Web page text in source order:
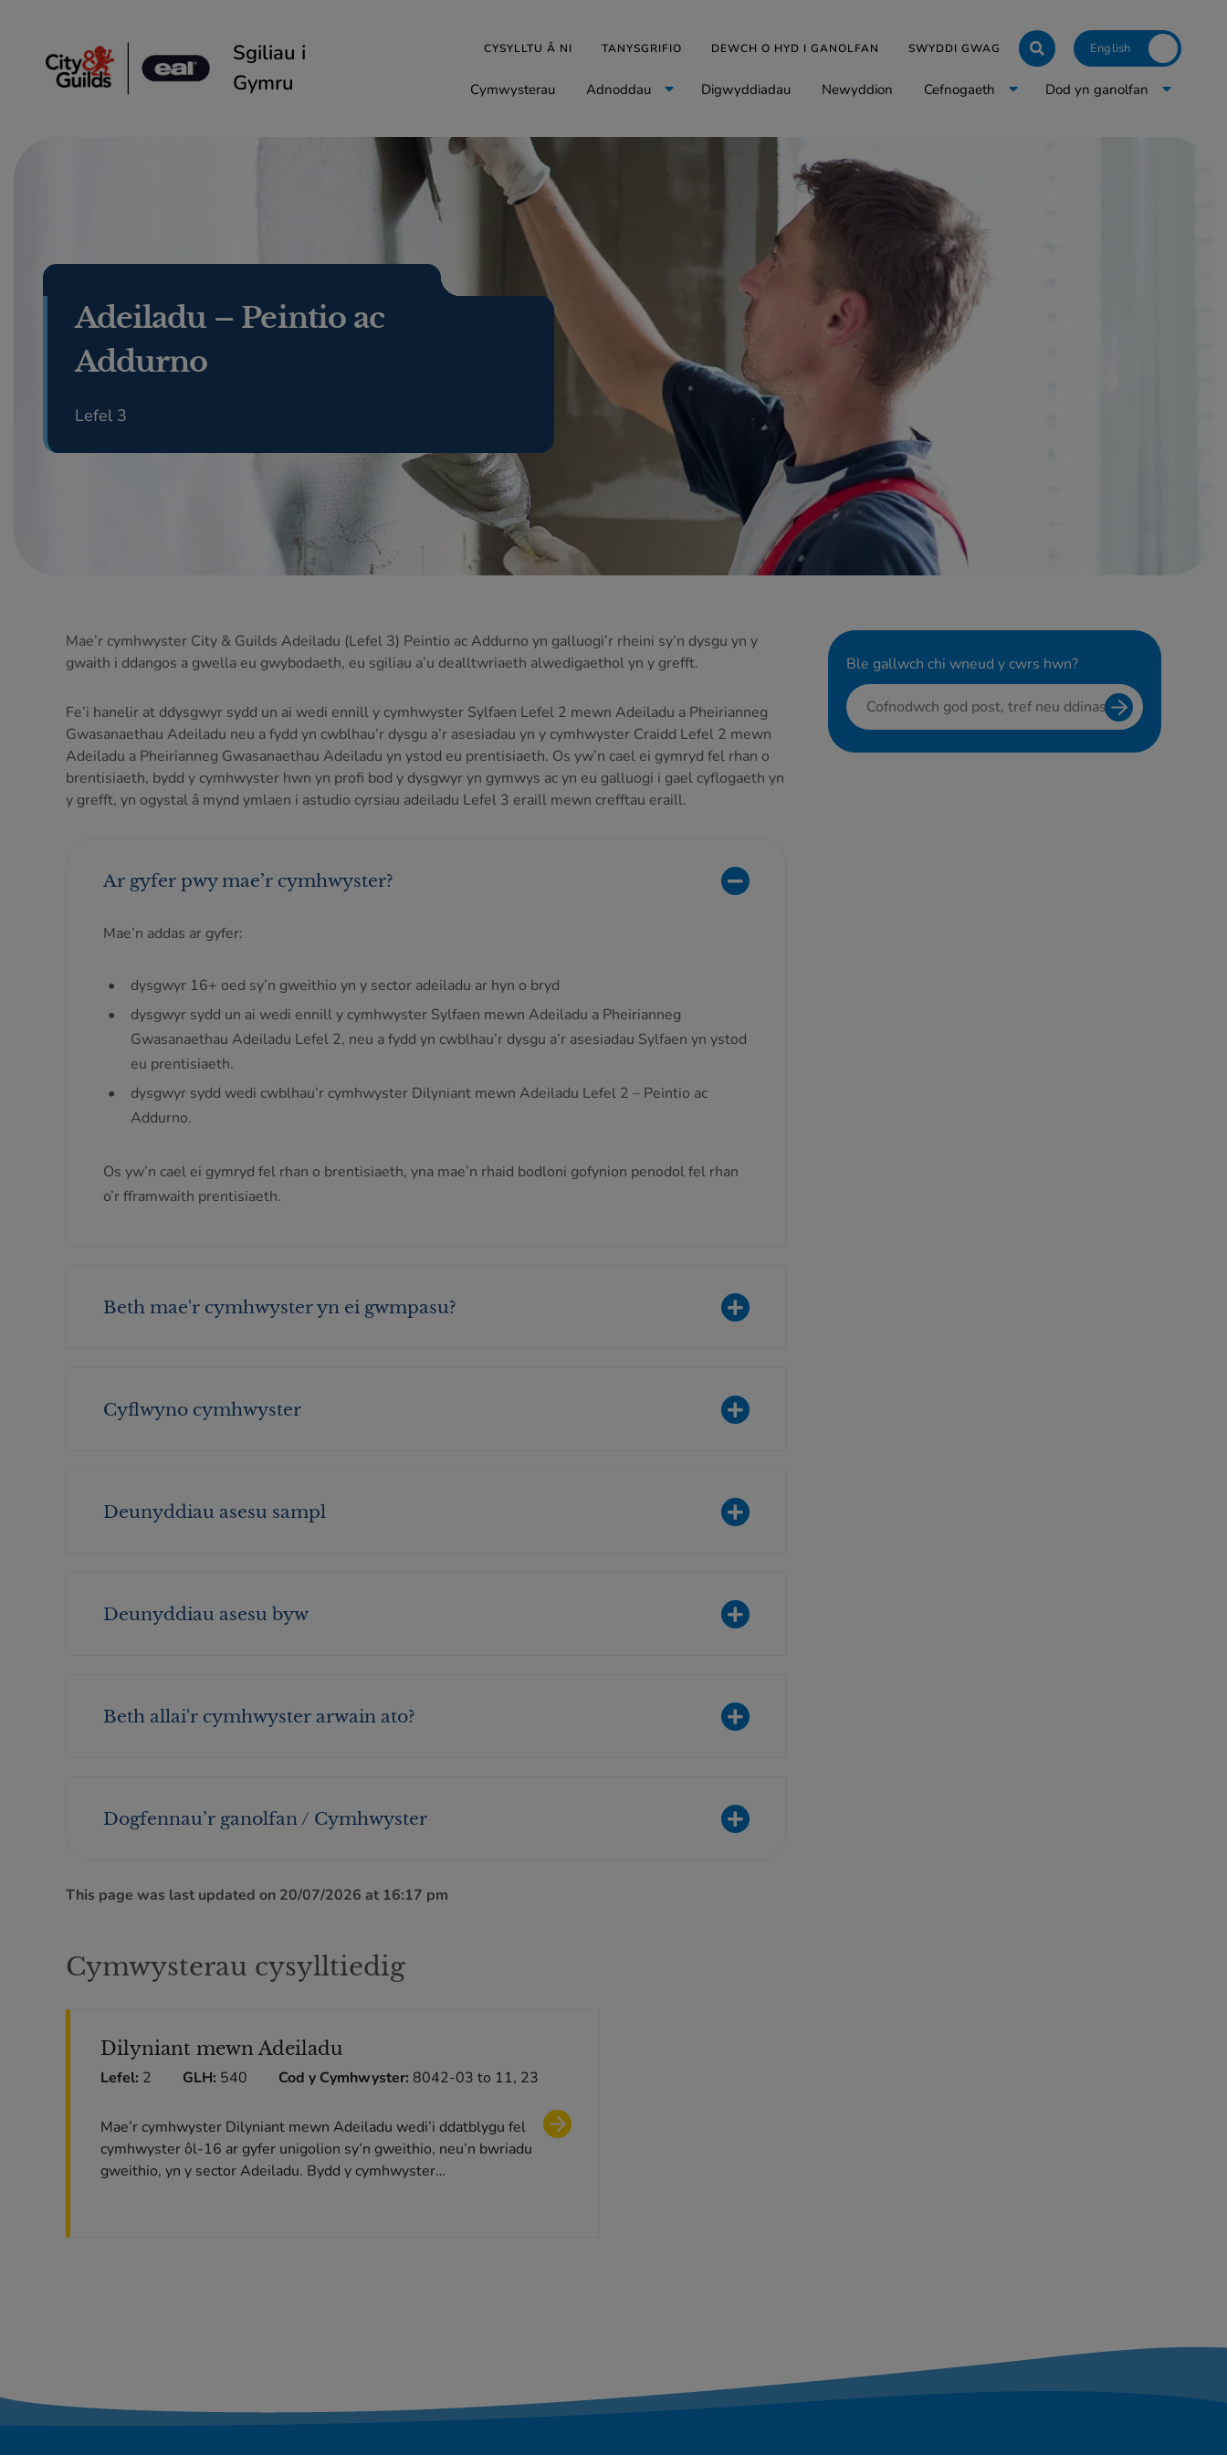
Sgiliau i
Gymru
CYSYLLTU Â NI TANYSGRIFIO DEWCH O HYD I GANOLFAN SWYDDI GWAG Click to toggle
Cymwysterau Adnoddau Digwyddiadau Newyddion Cefnogaeth Dod yn ganolfan
Adeiladu – Peintio ac
Addurno
Lefel 3
Mae’r cymhwyster City & Guilds Adeiladu (Lefel 3) Peintio ac Addurno yn galluogi’r rheini sy’n dysgu yn y
gwaith i ddangos a gwella eu gwybodaeth, eu sgiliau a’u dealltwriaeth alwedigaethol yn y grefft.
Fe’i hanelir at ddysgwyr sydd un ai wedi ennill y cymhwyster Sylfaen Lefel 2 mewn Adeiladu a Pheirianneg
Gwasanaethau Adeiladu neu a fydd yn cwblhau’r dysgu a’r asesiadau yn y cymhwyster Craidd Lefel 2 mewn
Adeiladu a Pheirianneg Gwasanaethau Adeiladu yn ystod eu prentisiaeth. Os yw’n cael ei gymryd fel rhan o
brentisiaeth, bydd y cymhwyster hwn yn profi bod y dysgwyr yn gymwys ac yn eu galluogi i gael cyflogaeth yn
y grefft, yn ogystal â mynd ymlaen i astudio cyrsiau adeiladu Lefel 3 eraill mewn crefftau eraill.
Ar gyfer pwy mae’r cymhwyster?
Mae’n addas ar gyfer:
dysgwyr 16+ oed sy’n gweithio yn y sector adeiladu ar hyn o bryd
dysgwyr sydd un ai wedi ennill y cymhwyster Sylfaen mewn Adeiladu a Pheirianneg
Gwasanaethau Adeiladu Lefel 2, neu a fydd yn cwblhau’r dysgu a’r asesiadau Sylfaen yn ystod
eu prentisiaeth.
dysgwyr sydd wedi cwblhau’r cymhwyster Dilyniant mewn Adeiladu Lefel 2 – Peintio ac
Addurno.
Os yw’n cael ei gymryd fel rhan o brentisiaeth, yna mae’n rhaid bodloni gofynion penodol fel rhan
o’r fframwaith prentisiaeth.
Beth mae'r cymhwyster yn ei gwmpasu?
Cyflwyno cymhwyster
Deunyddiau asesu sampl
Deunyddiau asesu byw
Beth allai'r cymhwyster arwain ato?
Dogfennau’r ganolfan / Cymhwyster
This page was last updated on 20/07/2026 at 16:17 pm
Ble gallwch chi wneud y cwrs hwn?
Search for
Cymwysterau cysylltiedig
Dilyniant mewn Adeiladu
Lefel: 2 GLH: 540 Cod y Cymhwyster: 8042-03 to 11, 23
Mae’r cymhwyster Dilyniant mewn Adeiladu wedi’i ddatblygu fel
cymhwyster ôl-16 ar gyfer unigolion sy’n gweithio, neu’n bwriadu
gweithio, yn y sector Adeiladu. Bydd y cymhwyster…